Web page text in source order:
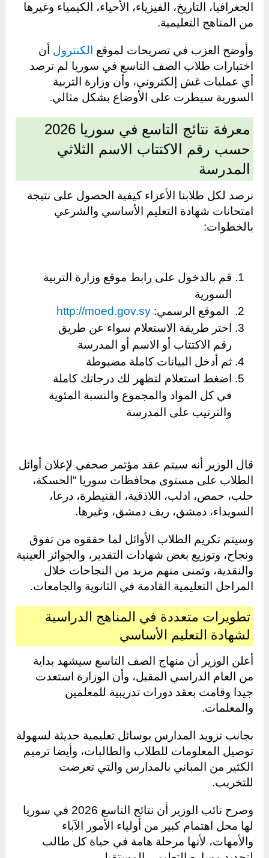
الجغرافيا، التاريخ، الفيزياء، الأحياء، الكيمياء وغيرها
من المناهج التعليمية.
وأوضح العزب في تصريحات لموقع الكنترول أن
اختبارات طلاب الصف التاسع في سوريا لم ترصد
أي عمليات غش إلكتروني، وأن وزارة التربية
السورية سيطرت على الأوضاع بشكل مثالي.
معرفة نتائج التاسع في سوريا 2026
حسب رقم الاكتتاب الاسم الثلاثي
المدرسة
نرصد لكل طلابنا الأعزاء كيفية الحصول على نتيجة
امتحانات شهادة التعليم الأساسي والشرعي
بالخطوات:
قم بالدخول على رابط موقع وزارة التربية
السورية
الموقع الرسمي:http://moed.gov.sy
اختر طريقة الاستعلام سواء عن طريق
رقم الاكتتاب أو الاسم أو المدرسة
ثم أدخل البيانات كاملة مضبوطة
اضغط استعلام لتظهر لك درجاتك كاملة
في كل المواد والمجموع والنسبة المئوية
والترتيب على المدرسة
قال الوزير أنه سيتم عقد مؤتمر صحفي لإعلان أوائل
الطلاب على مستوى محافظات سوريا “الحسكة،
حلب، حمص، ادلب، اللاذقية، القنيطرة، درعا،
السويداء، دمشق، ريف دمشق، وغيرها.
وسيتم تكريم الطلاب الأوائل لما حققوه من تفوق
ونجاح، وتوزيع بعض شهادات التقدير، والجوائز العينية
والنقدية، وتمنى منهم مزيد من النجاحات خلال
المراحل التعليمية القادمة في الثانوية والجامعات.
تطويرات متعددة في المناهج الدراسية
لشهادة التعليم الأساسي
أعلن الوزير أن منهاج الصف التاسع سيشهد بداية
من العام الدراسي المقبل، وأن الوزارة استعدت
جيدا وقامت بعقد دورات تدريبية للمعلمين
والمعلمات.
بجانب تزويد المدارس بوسائل تعليمية حديثة لسهولة
توصيل المعلومات للطلاب والطالبات، وأيضا ترميم
الكثير من المباني بالمدارس والتي تعرضت
للتخريب.
وصرح نائب الوزير أن نتائج التاسع 2026 في سوريا
لها محل اهتمام كبير من أولياء الأمور الآباء
والأمهات، لأنها مرحلة هامة في حياة كل طالب